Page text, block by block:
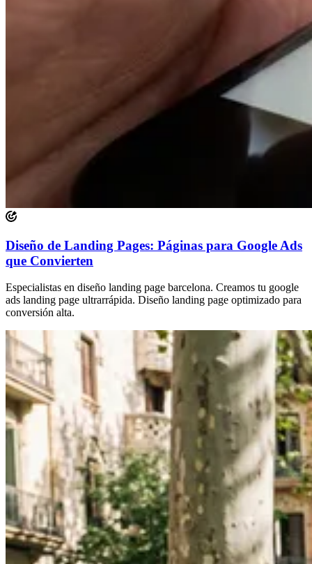
Diseño de Landing Pages: Páginas para Google Ads
que Convierten
Especialistas en diseño landing page barcelona. Creamos tu google
ads landing page ultrarrápida. Diseño landing page optimizado para
conversión alta.